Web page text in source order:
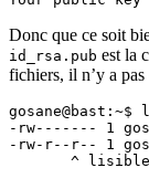
Donc que ce soit
id_rsa.pub est la
fichiers, il n’y a pas
-rw------- 1
-rw-r--r-- 1